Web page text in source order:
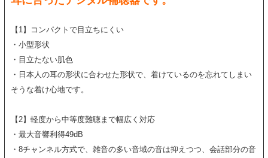
【1】コンパクトで目立ちにくい
・小型形状
・目立たない肌色
・日本人の耳の形状に合わせた形状で、着けているのを忘れてしまい
そうな着け心地です。
【2】軽度から中等度難聴まで幅広く対応
・最大音響利得49dB
・8チャンネル方式で、雑音の多い音域の音は抑えつつ、会話部分の音